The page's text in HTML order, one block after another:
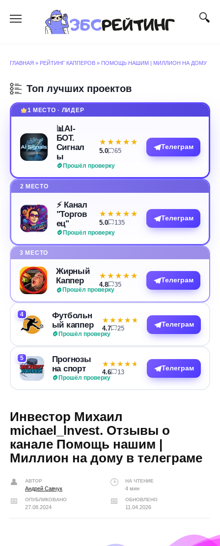
содержанию
ГЛАВНАЯ » РЕЙТИНГ КАППЕРОВ » ПОМОЩЬ НАШИМ | МИЛЛИОН НА ДОМУ
Топ лучших проектов
1 МЕСТО · ЛИДЕР
📊AI-
БОТ.
Сигнал
ы
Прошёл проверку
★★★★★
★★★★★
5.0 65
Телеграм
2 МЕСТО
⚡️ Канал
"Торгов
ец"
Прошёл проверку
★★★★★
★★★★★
5.0 135
Телеграм
3 МЕСТО
Жирный
Каппер
Прошёл проверку
★★★★★
★★★★★
4.8 35
Телеграм
4
Футбольн
ый каппер
Прошёл проверку
★★★★★
★★★★★
4.7 25
Телеграм
5
Прогнозы
на спорт
Прошёл проверку
★★★★★
★★★★★
4.6 13
Телеграм
Инвестор Михаил
michael_lnvest. Отзывы о
канале Помощь нашим |
Миллион на дому в телеграме
АВТОР
Андрей Савчук
НА ЧТЕНИЕ
4 мин
ОПУБЛИКОВАНО
27.08.2024
ОБНОВЛЕНО
11.04.2026